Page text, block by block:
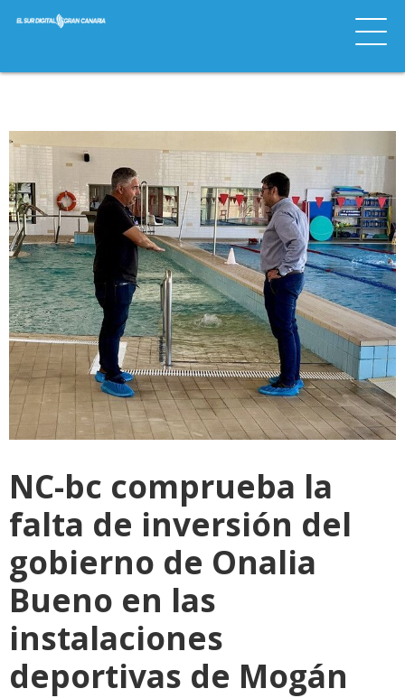
NC-bc comprueba la
falta de inversión del
gobierno de Onalia
Bueno en las
instalaciones
deportivas de Mogán